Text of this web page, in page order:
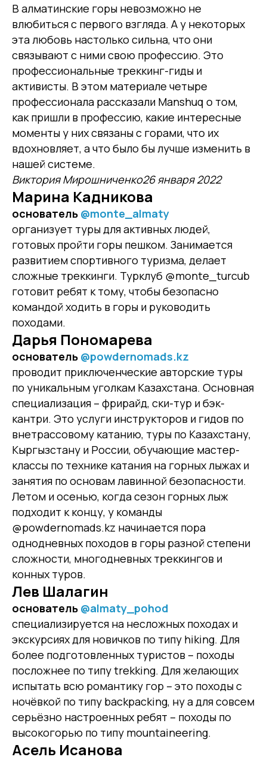
В алматинские горы невозможно не
влюбиться с первого взгляда. А у некоторых
эта любовь настолько сильна, что они
связывают с ними свою профессию. Это
профессиональные треккинг-гиды и
активисты. В этом материале четыре
профессионала рассказали Manshuq о том,
как пришли в профессию, какие интересные
моменты у них связаны с горами, что их
вдохновляет, а что было бы лучше изменить в
нашей системе.
Виктория Мирошниченко26 января 2022
Марина Кадникова
основатель @monte_almaty
организует туры для активных людей,
готовых пройти горы пешком. Занимается
развитием спортивного туризма, делает
сложные треккинги. Турклуб @monte_turcub
готовит ребят к тому, чтобы безопасно
командой ходить в горы и руководить
походами.
Дарья Пономарева
основатель @powdernomads.kz
проводит приключенческие авторские туры
по уникальным уголкам Казахстана. Основная
специализация – фрирайд, ски-тур и бэк-
кантри. Это услуги инструкторов и гидов по
внетрассовому катанию, туры по Казахстану,
Кыргызстану и России, обучающие мастер-
классы по технике катания на горных лыжах и
занятия по основам лавинной безопасности.
Летом и осенью, когда сезон горных лыж
подходит к концу, у команды
@powdernomads.kz начинается пора
однодневных походов в горы разной степени
сложности, многодневных треккингов и
конных туров.
Лев Шалагин
основатель @almaty_pohod
специализируется на несложных походах и
экскурсиях для новичков по типу hiking. Для
более подготовленных туристов – походы
посложнее по типу trekking. Для желающих
испытать всю романтику гор – это походы с
ночёвкой по типу backpacking, ну а для совсем
серьёзно настроенных ребят – походы по
высокогорью по типу mountaineering.
Асель Исанова